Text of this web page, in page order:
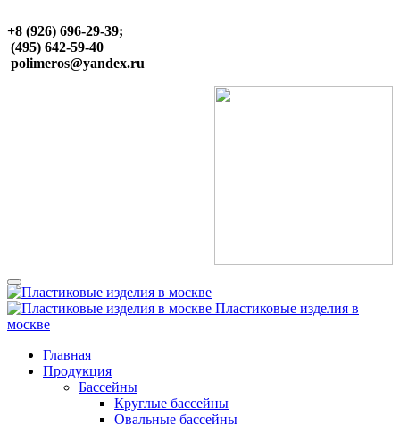
+8 (926) 696-29-39;
(495) 642-59-40
polimeros@yandex.ru
Пластиковые изделия в
москве
Главная
Продукция
Бассейны
Круглые бассейны
Овальные бассейны